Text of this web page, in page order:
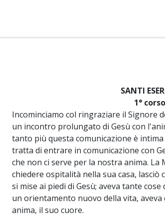
SANTI
1°
Incominciamo col ringraziare il Signore
un incontro prolungato di Gesù con
tanto più questa comunicazione è
tratta di entrare in comunicazione con
che non ci serve per la nostra anima. La
chiedere ospitalità nella sua casa, lasciò
si mise ai piedi di Gesù; aveva tante
un orientamento nuovo della vita,
anima, il suo cuore.